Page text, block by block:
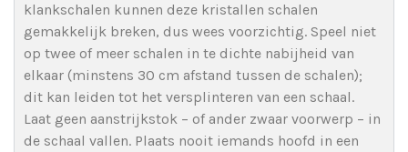
klankschalen kunnen deze kristallen schalen
gemakkelijk breken, dus wees voorzichtig. Speel niet
op twee of meer schalen in te dichte nabijheid van
elkaar (minstens 30 cm afstand tussen de schalen);
dit kan leiden tot het versplinteren van een schaal.
Laat geen aanstrijkstok – of ander zwaar voorwerp – in
de schaal vallen. Plaats nooit iemands hoofd in een